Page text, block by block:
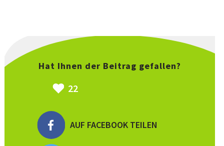
Hat Ihnen der Beitrag gefallen?
22
AUF FACEBOOK TEILEN